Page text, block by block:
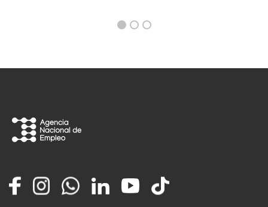
FacebookInstagramWhatsappLinkedInYouTube
TikTok